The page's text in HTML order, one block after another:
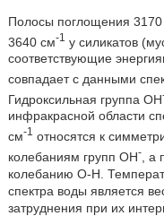
Полосы поглощения
3640 см-1 у силикатов
соответствующие
совпадает с данными
Гидроксильная группа ОН
инфракрасной области
см-1
относятся к
колебаниям групп ОН-, а
колебанию О-Н.
спектра воды является
затруднения при их